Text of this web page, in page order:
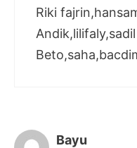
Riki
Andik,lilifaly,sadil
Bayu